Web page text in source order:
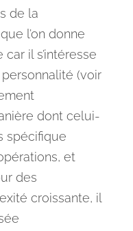
de la
l’on donne
il s’intéresse
(voir
dont celui-
spécifique
et
des
croissante, il